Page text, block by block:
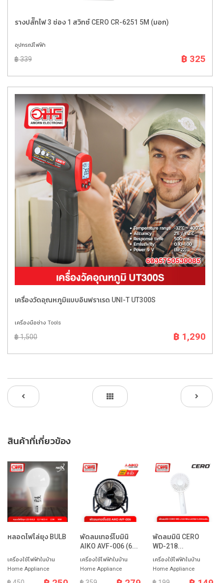
รางปลั๊กไฟ 3 ช่อง 1 สวิทซ์ CERO CR-6251 5M (มอก)
อุปกรณ์ไฟฟ้า
฿ 339 ฿ 325
เครื่องวัดอุณหภูมิแบบอินฟราเรด UNI-T UT300S
เครื่องมือช่าง Tools
฿ 1,500 ฿ 1,290
สินค้าที่เกี่ยวข้อง
หลอดไฟไล่ยุง BULB
เครื่องใช้ไฟฟ้าในบ้าน
Home Appliance
พัดลมเทอร์โบมินิ
AIKO AVF-006 (6...
เครื่องใช้ไฟฟ้าในบ้าน
Home Appliance
พัดลมมินิ CERO
WD-218...
เครื่องใช้ไฟฟ้าในบ้าน
Home Appliance